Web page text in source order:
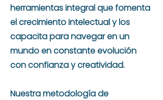
herramientas integral que fomenta
el crecimiento intelectual y los
capacita para navegar en un
mundo en constante evolución
con confianza y creatividad.
Nuestra metodología de